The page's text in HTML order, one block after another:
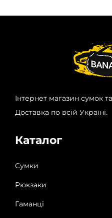
Інтернет магазин сумок
Доставка по всій Україні.
Каталог
Сумки
Рюкзаки
Гаманці